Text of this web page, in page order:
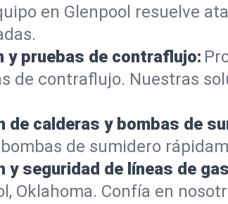
en Glenpool resuelve
y pruebas de contraflujo:
de contraflujo. Nuestras
de calderas y bombas de
de sumidero
y seguridad de líneas de
Oklahoma. Confía en